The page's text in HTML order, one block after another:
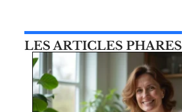
LES ARTICLES PHARES